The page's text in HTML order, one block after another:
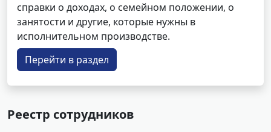
справки о доходах, о семейном положении, о
занятости и другие, которые нужны в
исполнительном производстве.
Перейти в раздел
Реестр сотрудников